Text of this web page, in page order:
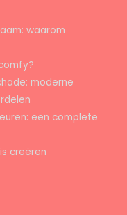
waarom
moderne
een complete
creëren